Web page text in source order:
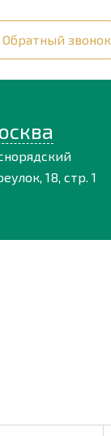
Обратный звонок
18, стр. 1